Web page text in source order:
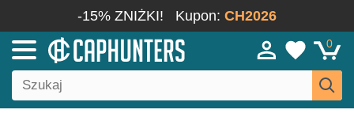
-15% ZNIŻKI! Kupon: CH2026
0